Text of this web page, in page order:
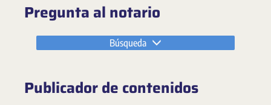
Pregunta al notario
Búsqueda
Publicador de contenidos